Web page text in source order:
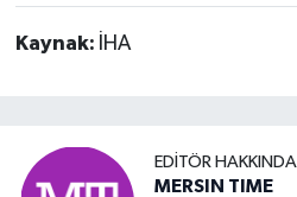
Kaynak: İHA
EDITÖR HAKKINDA
MERSIN TIME